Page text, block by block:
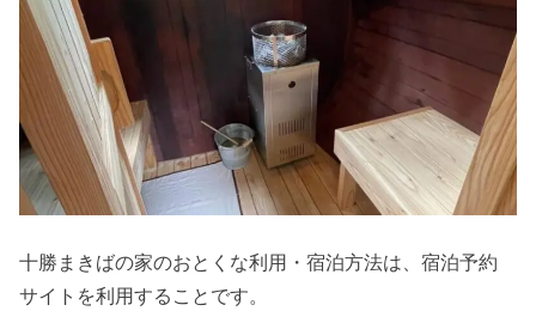
十勝まきばの家のおとくな利用・宿泊方法は、宿泊予約
サイトを利用することです。